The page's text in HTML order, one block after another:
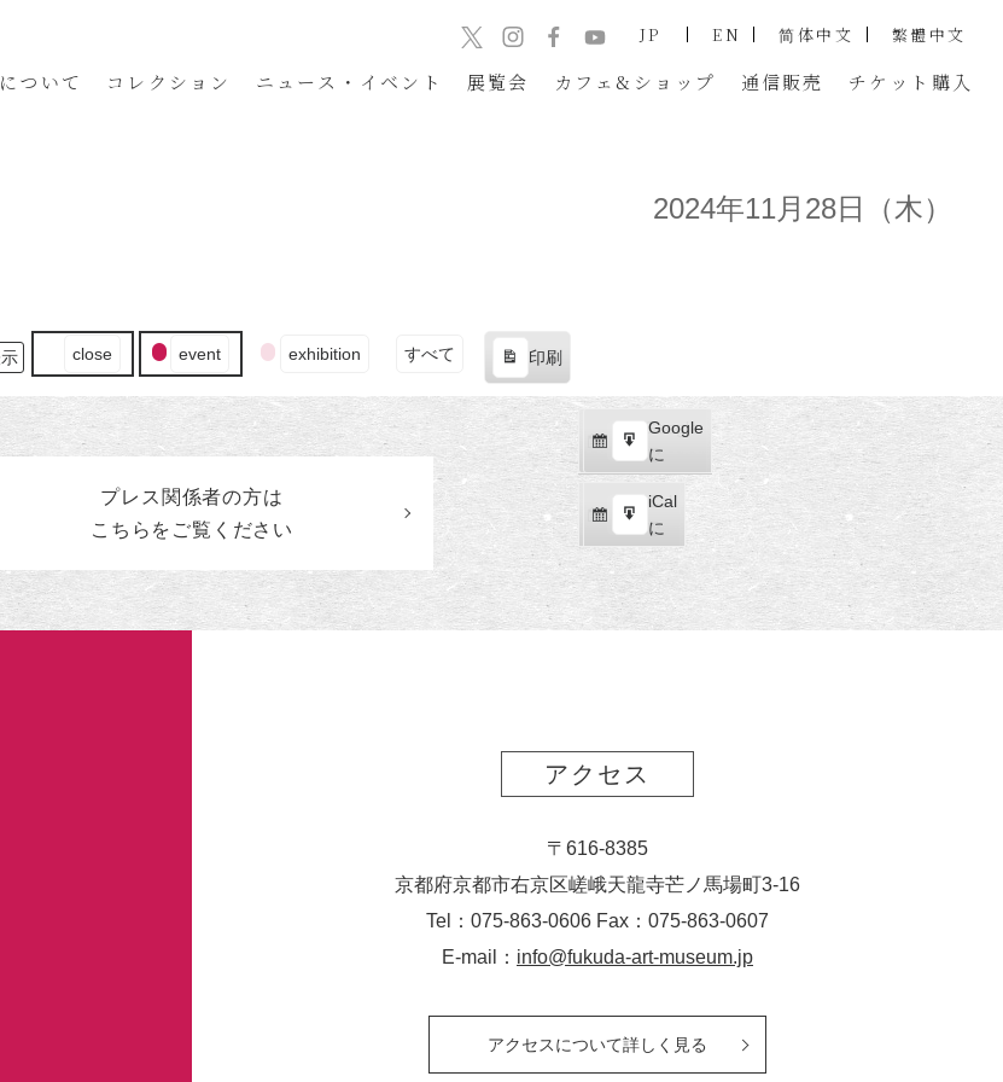
について コレクション ニュース・イベント 展覧会 カフェ&ショップ 通信販売 チケット 購入
JP EN 简体中文 繁體中文
2024年11月28日（木）
ン
ト
ー
close event exhibition すべて 印刷
示
Google
で
購
読
iCal
で
購
Google
に
エ
ク
ス
ポ
ト
iCal
に
エ
ー
プレス関係者の方は
こちらをご覧ください
アクセス
〒616-8385
京都府京都市右京区嵯峨天龍寺芒ノ馬場町3-16
Tel：075-863-0606 Fax：075-863-0607
E-mail： info@fukuda-art-museum.jp
アクセスについて詳しく見る